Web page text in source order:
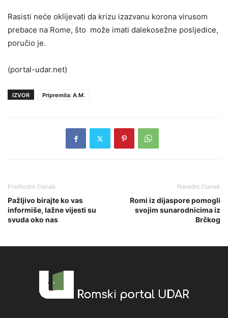
Rasisti neće oklijevati da krizu izazvanu korona virusom
prebace na Rome, što može imati dalekosežne posljedice,
poručio je.
(portal-udar.net)
IZVOR Pripremila: A.M.
Prethodni članak
Pažljivo birajte ko vas
informiše, lažne vijesti su
svuda oko nas
Naredni članak
Romi iz dijaspore pomogli
svojim sunarodnicima iz
Brčkog